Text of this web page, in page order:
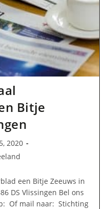
Bitje
2020
een Bitje Zeeuws in
DS Vlissingen Bel ons
Of mail naar: Stichting